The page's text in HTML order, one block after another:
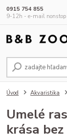
0915 754 855
9-12h - e-mail nonstop
Úvod Akvaristika
Umelé
krása